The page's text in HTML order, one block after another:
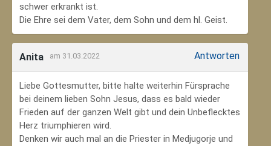
schwer erkrankt ist.
Die Ehre sei dem Vater, dem Sohn und dem hl. Geist.
Anita am 31.03.2022 Antworten
Liebe Gottesmutter, bitte halte weiterhin Fürsprache
bei deinem lieben Sohn Jesus, dass es bald wieder
Frieden auf der ganzen Welt gibt und dein Unbeflecktes
Herz triumphieren wird.
Denken wir auch mal an die Priester in Medjugorje und